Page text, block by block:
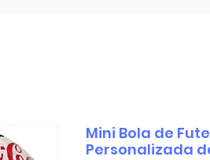
Mini Bola de
Personalizada